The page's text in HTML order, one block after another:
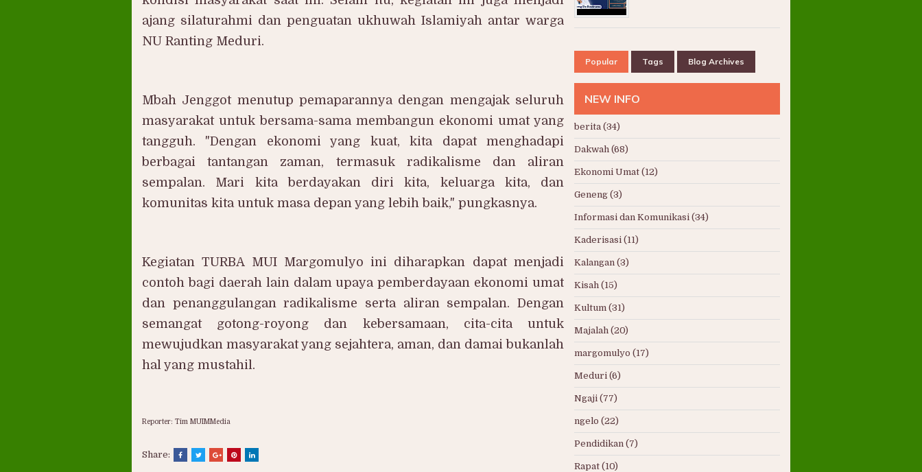
ajang silaturahmi dan penguatan ukhuwah Islamiyah antar warga
NU Ranting Meduri.
Mbah Jenggot menutup pemaparannya dengan mengajak seluruh
masyarakat untuk bersama-sama membangun ekonomi umat yang
tangguh. "Dengan ekonomi yang kuat, kita dapat menghadapi
berbagai tantangan zaman, termasuk radikalisme dan aliran
sempalan. Mari kita berdayakan diri kita, keluarga kita, dan
komunitas kita untuk masa depan yang lebih baik," pungkasnya.
Kegiatan TURBA MUI Margomulyo ini diharapkan dapat menjadi
contoh bagi daerah lain dalam upaya pemberdayaan ekonomi umat
dan penanggulangan radikalisme serta aliran sempalan. Dengan
semangat gotong-royong dan kebersamaan, cita-cita untuk
mewujudkan masyarakat yang sejahtera, aman, dan damai bukanlah
hal yang mustahil.
Reporter: Tim MUIMMedia
Share:
Popular Tags Blog Archives
NEW INFO
berita (34)
Dakwah (68)
Ekonomi Umat (12)
Geneng (3)
Informasi dan Komunikasi (34)
Kaderisasi (11)
Kalangan (3)
Kisah (15)
Kultum (31)
Majalah (20)
margomulyo (17)
Meduri (6)
Ngaji (77)
ngelo (22)
Pendidikan (7)
Rapat (10)